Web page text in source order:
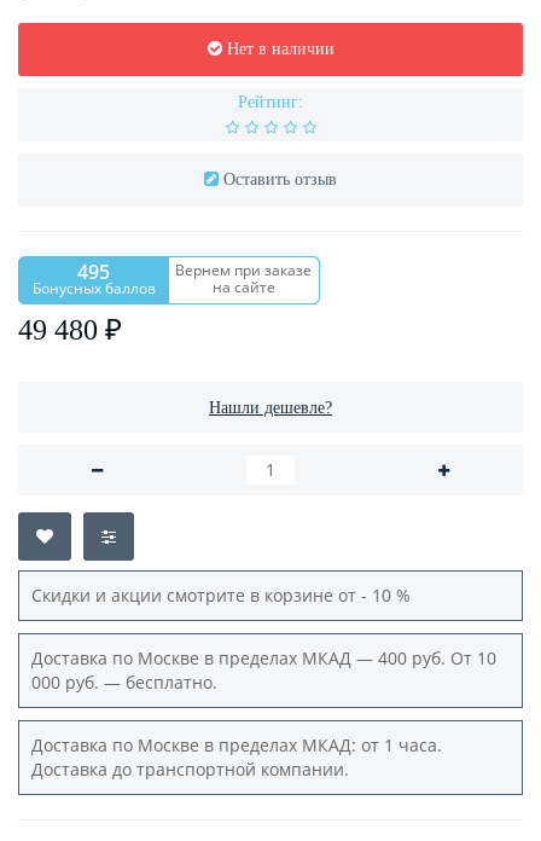
Нет в наличии
Рейтинг:
Оставить отзыв
495
Бонусных баллов
Вернем при заказе
на сайте
49 480 ₽
Нашли дешевле?
Скидки и акции смотрите в корзине от - 10 %
Доставка по Москве в пределах МКАД — 400 руб. От 10
000 руб. — бесплатно.
Доставка по Москве в пределах МКАД: от 1 часа.
Доставка до транспортной компании.